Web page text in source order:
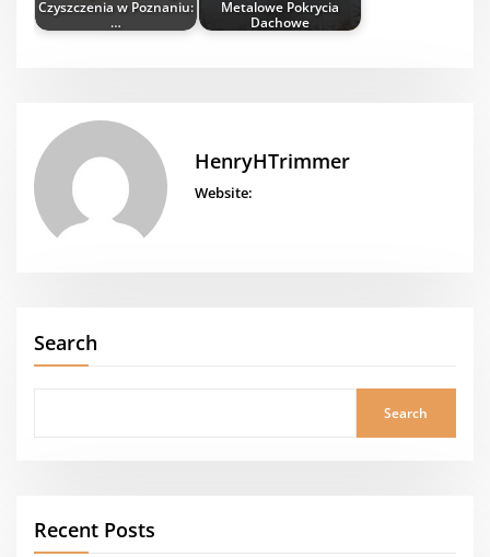
Czyszczenia w Poznaniu:
…
Metalowe Pokrycia
Dachowe
HenryHTrimmer
Website:
Search
Search
Recent Posts